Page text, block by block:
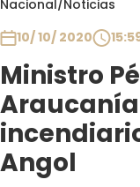
Nacional/Noticias
10/ 10/ 2020
Ministro
Angol
Club De La
Contigo en
Plan Perfecto
El Tiempo
Sabingo
Todos Los